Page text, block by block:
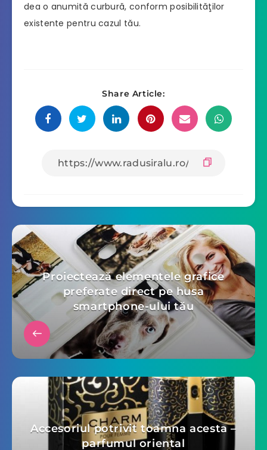
dea o anumită curbură, conform posibilităţilor
existente pentru cazul tău.
Share Article:
Proiectează elementele grafice
preferate direct pe husa
smartphone-ului tău
Accesoriul potrivit toamna acesta –
parfumul oriental